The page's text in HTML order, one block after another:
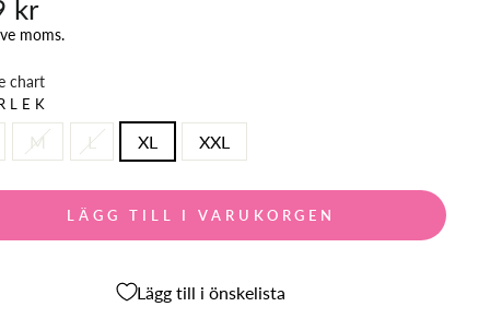
kr
moms.
chart
M L XL XXL
LÄGG TILL I VARUKORGEN
Lägg till i önskelista